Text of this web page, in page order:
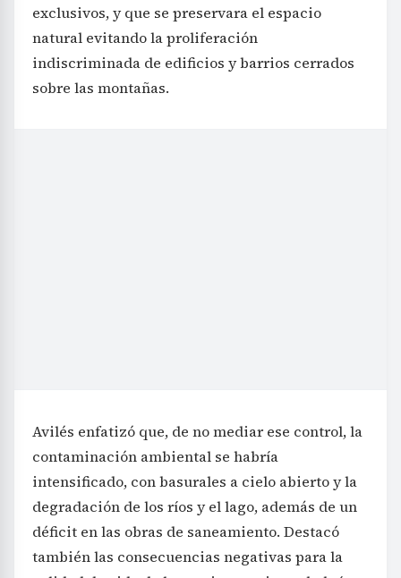
exclusivos, y que se preservara el espacio
natural evitando la proliferación
indiscriminada de edificios y barrios cerrados
sobre las montañas.
Avilés enfatizó que, de no mediar ese control, la
contaminación ambiental se habría
intensificado, con basurales a cielo abierto y la
degradación de los ríos y el lago, además de un
déficit en las obras de saneamiento. Destacó
también las consecuencias negativas para la